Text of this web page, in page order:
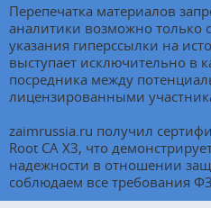
Перепечатка материалов
аналитики возможно только
указания гиперссылки на
выступает исключительно в
посредника между
лицензированными
zaimrussia.ru получил
Root CA X3, что
надежности в отношении
соблюдаем все требования